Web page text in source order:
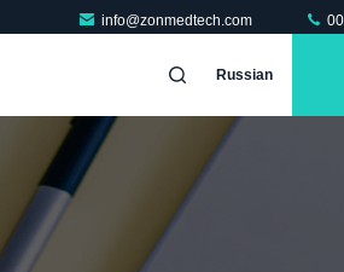
info@zonmedtech.com
Russian